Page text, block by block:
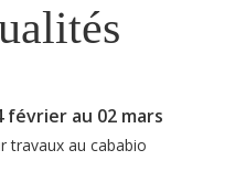
février au 02 mars
travaux au cababio